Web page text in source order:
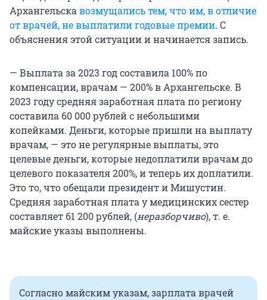
Архангельскавозмущались тем, что им, в отличие
от врачей, не выплатили годовые премии. С
объяснения этой ситуации и начинается запись.
— Выплата за 2023 год составила 100% по
компенсации, врачам — 200% в Архангельске. В
2023 году средняя заработная плата по региону
составила 60 000 рублей с небольшими
копейками. Деньги, которые пришли на выплату
врачам, — это не регулярные выплаты, это
целевые деньги, которые недоплатили врачам до
целевого показателя 200%, и теперь их доплатили.
Это то, что обещали президент и Мишустин.
Средняя заработная плата у медицинских сестер
составляет 61 200 рублей, (неразборчиво), т. е.
майские указы выполнены.
Согласно майским указам, зарплата врачей